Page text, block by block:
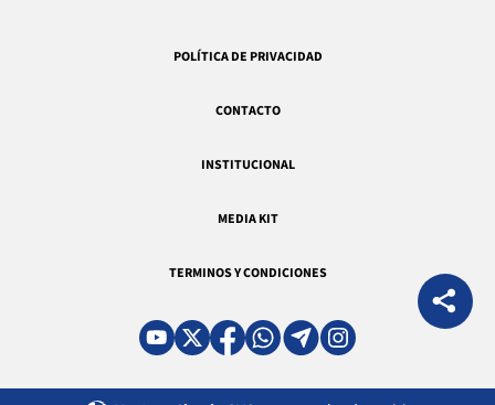
POLÍTICA DE PRIVACIDAD
CONTACTO
INSTITUCIONAL
MEDIA KIT
TERMINOS Y CONDICIONES